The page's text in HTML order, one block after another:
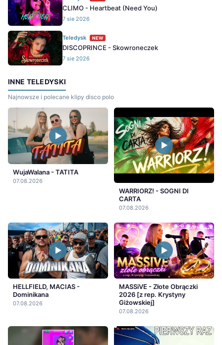
CLIMO - Heartbeat (Need You)
7 sie 2026
Teledysk NEW
DISCOPRINCE - Skowroneczek
7 sie 2026
INNE TELEDYSKI
Najnowsze i polecane klipy disco polo
WujaWalana - TATITA
07.08.2026
WARRIORZ! - SOGNI DI
CARTA
07.08.2026
HELLFIELD, MACIAS -
Dominikana
07.08.2026
MASSiVE - Złote Obrączki
2026 [z rep. Krystyny
Giżowskiej]
07.08.2026